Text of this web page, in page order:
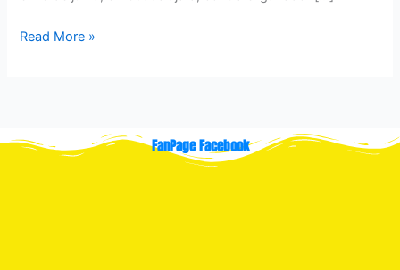
Read More »
FanPage Facebook